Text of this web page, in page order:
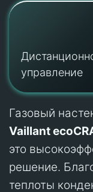
управление
Газовый
Vaillant
это
решение.
теплоты